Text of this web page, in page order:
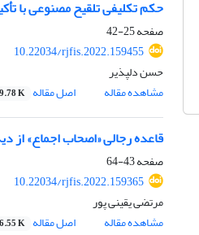
حکم تکلیفی تلقیح مصنوعی با
صفحه25-42
10.22034/rjfis.2022.159455
حسن دلپذیر
مشاهده مقاله
اصل مقاله K
قاعده رجالی «اصحاب اجماع» از
صفحه43-64
10.22034/rjfis.2022.159365
مرتضی یقینی پور
مشاهده مقاله
اصل مقاله K